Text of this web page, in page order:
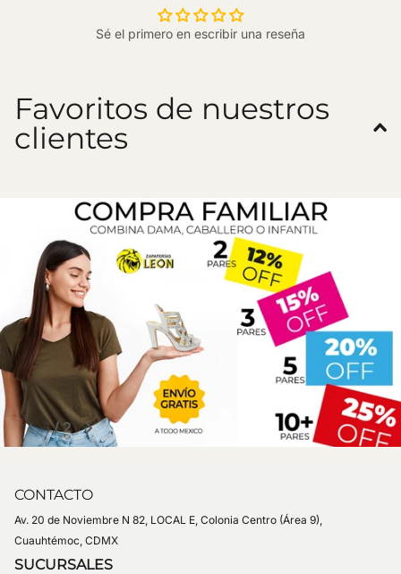
Sé el primero en escribir una reseña
Favoritos de nuestros
clientes
1 / 2
CONTACTO
Av. 20 de Noviembre N 82, LOCAL E, Colonia Centro (Área 9),
Cuauhtémoc, CDMX
SUCURSALES